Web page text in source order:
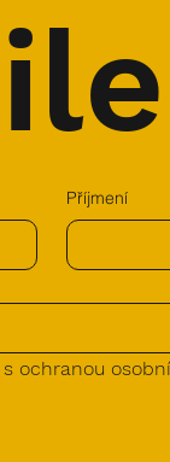
Příjmení
ochranou